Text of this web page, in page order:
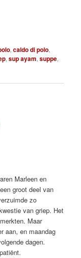
,caldo di polo,
,sup ayam,suppe,
Marleen en
groot deel van
zo
van griep. Het
Maar
aan, en maandag
dagen.